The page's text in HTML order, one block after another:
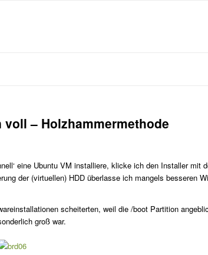
– Holzhammermethode
eine Ubuntu VM installiere, klicke ich den Installer mit
der (virtuellen) HDD überlasse ich mangels besseren
scheiterten, weil die /boot Partition
groß war.